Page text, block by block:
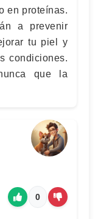
en proteínas.
a prevenir
tu piel y
condiciones.
que la
0